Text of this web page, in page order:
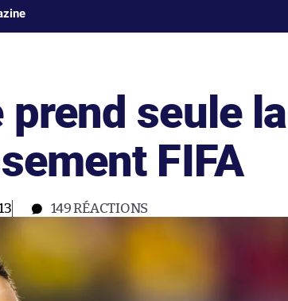
prend seule la
FIFA
149RÉACTIONS